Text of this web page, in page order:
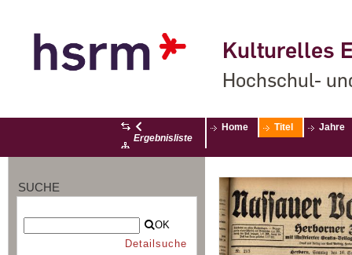
Kulturelles
Hochschul-
Ergebnisliste
Home Titel Jahre
SUCHE
OK
Detailsuche